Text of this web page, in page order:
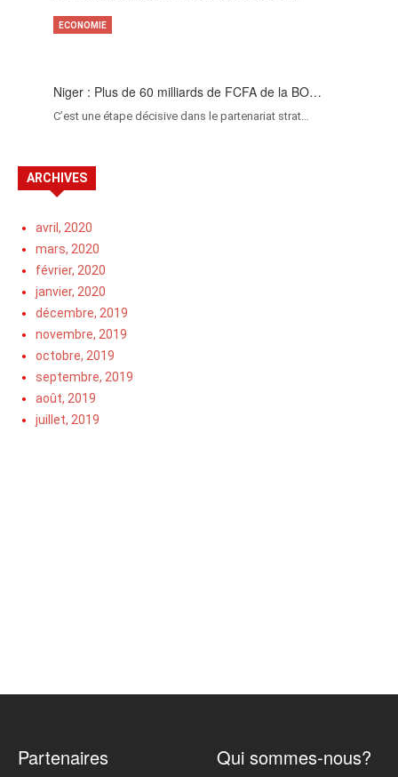
Niger : Plus de 60 milliards de FCFA de la BO…
C’est une étape décisive dans le partenariat strat…
ECONOMIE
ARCHIVES
avril, 2020
mars, 2020
février, 2020
janvier, 2020
décembre, 2019
novembre, 2019
octobre, 2019
septembre, 2019
août, 2019
juillet, 2019
Partenaires Qui sommes-nous?